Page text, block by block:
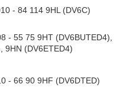
- 84 114 9HL (DV6C)
- 55 75 9HT (DV6BUTED4),
9HN (DV6ETED4)
- 66 90 9HF (DV6DTED)